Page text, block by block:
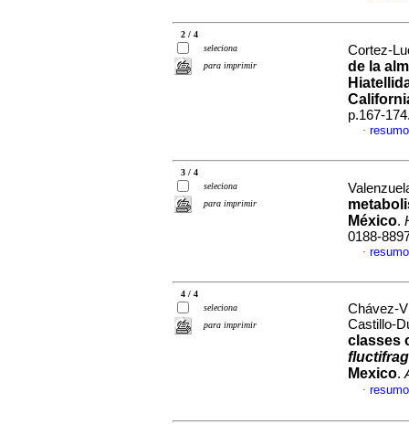
2 / 4
seleciona
para imprimir
Cortez-
de la
p.167-
·
3 / 4
seleciona
para imprimir
México.
0188-
·
4 / 4
seleciona
para imprimir
Chávez-
Castillo-
classes
Mexico.
·